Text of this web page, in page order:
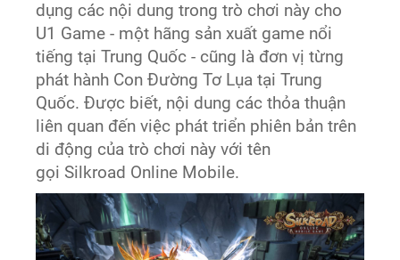
dụng các nội dung trong trò chơi này cho
U1 Game - một hãng sản xuất game nổi
tiếng tại Trung Quốc - cũng là đơn vị từng
phát hành Con Đường Tơ Lụa tại Trung
Quốc. Được biết, nội dung các thỏa thuận
liên quan đến việc phát triển phiên bản trên
di động của trò chơi này với tên
gọi Silkroad Online Mobile.